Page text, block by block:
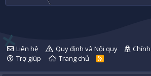
Liên hệ Quy định và Nội quy
Trợ giúp
Trang chủ
R
S